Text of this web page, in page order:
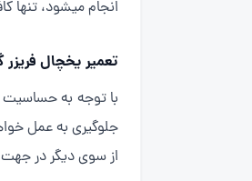
انجام میشود،
تعمیر یخچال
با توجه به حساسیت
جلوگیری به عمل
از سوی دیگر در